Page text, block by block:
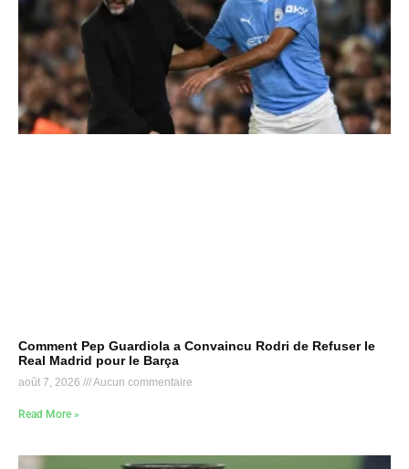
Comment Pep Guardiola a Convaincu Rodri de Refuser le
Real Madrid pour le Barça
août 7, 2026 Aucun commentaire
Read More »